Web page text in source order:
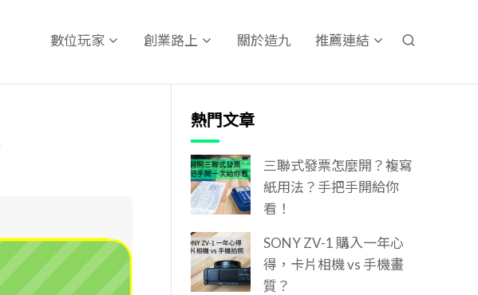
數位玩家 創業路上 關於造九 推薦連結
熱門文章
三聯式發票怎麼開？複寫
紙用法？手把手開給你
看！
SONY ZV-1 購入一年心
得，卡片相機 vs 手機畫
質？